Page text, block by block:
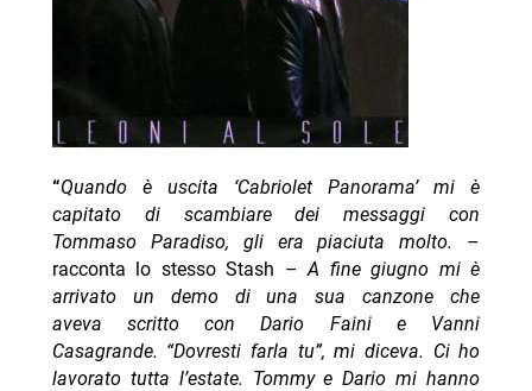
“Quando è uscita ‘Cabriolet Panorama’ mi è
capitato di scambiare dei messaggi con
Tommaso Paradiso, gli era piaciuta molto.
–
racconta lo stesso Stash – A fine giugno mi è
arrivato un demo di una sua canzone che
aveva scritto con Dario Faini e Vanni
Casagrande. “Dovresti farla tu”, mi diceva. Ci ho
lavorato tutta l’estate. Tommy e Dario mi hanno